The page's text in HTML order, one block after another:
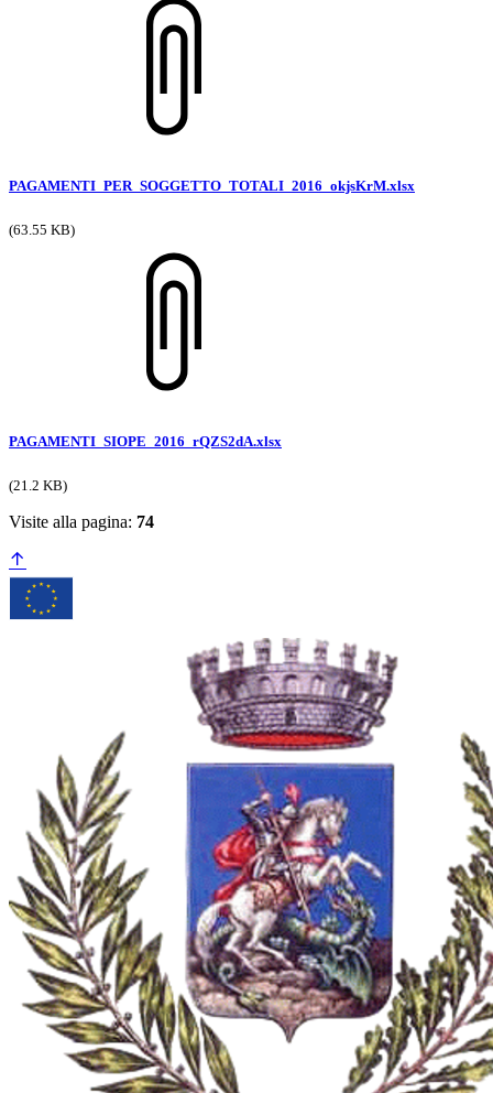
PAGAMENTI_PER_SOGGETTO_TOTALI_2016_okjsKrM.xlsx
(63.55 KB)
PAGAMENTI_SIOPE_2016_rQZS2dA.xlsx
(21.2 KB)
Visite alla pagina: 74